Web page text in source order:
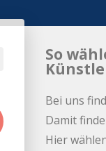
So
Bei uns
Damit
Hier